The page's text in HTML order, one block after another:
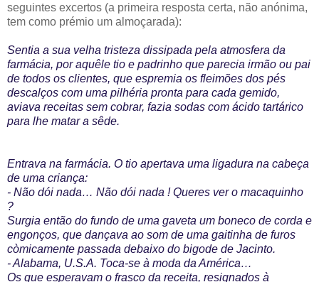
seguintes excertos (a primeira resposta certa, não anónima,
tem como prémio um almoçarada):
Sentia a sua velha tristeza dissipada pela atmosfera da
farmácia, por aquêle tio e padrinho que parecia irmão ou pai
de todos os clientes, que espremia os fleimões dos pés
descalços com uma pilhéria pronta para cada gemido,
aviava receitas sem cobrar, fazia sodas com ácido tartárico
para lhe matar a sêde.
Entrava na farmácia. O tio apertava uma ligadura na cabeça
de uma criança:
- Não dói nada… Não dói nada ! Queres ver o macaquinho
?
Surgia então do fundo de uma gaveta um boneco de corda e
engonços, que dançava ao som de uma gaitinha de furos
còmicamente passada debaixo do bigode de Jacinto.
- Alabama, U.S.A. Toca-se à moda da América…
Os que esperavam o frasco da receita, resignados à